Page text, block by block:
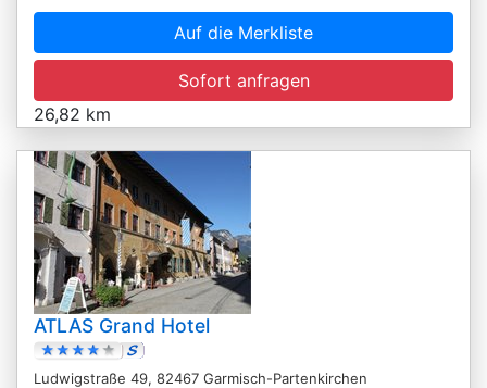
Auf die Merkliste
Sofort anfragen
26,82 km
ATLAS Grand Hotel
Ludwigstraße 49, 82467 Garmisch-Partenkirchen